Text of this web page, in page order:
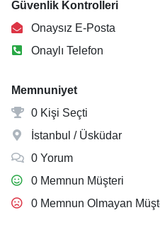
Güvenlik Kontrolleri
Onaysız E-Posta
Onaylı Telefon
Memnuniyet
0 Kişi Seçti
İstanbul / Üsküdar
0 Yorum
0 Memnun Müşteri
0 Memnun Olmayan